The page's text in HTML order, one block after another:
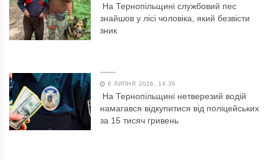
На Тернопільщині службовий пес
знайшов у лісі чоловіка, який безвісти
зник
6 ЛИПНЯ 2026, 14:36
На Тернопільщині нетверезий водій
намагався відкупитися від поліцейських
за 15 тисяч гривень